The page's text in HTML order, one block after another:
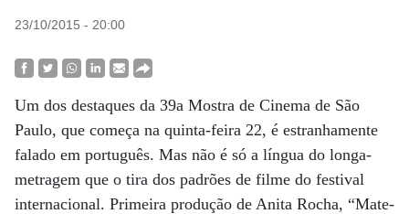
23/10/2015 - 20:00
Um dos destaques da 39a Mostra de Cinema de São
Paulo, que começa na quinta-feira 22, é estranhamente
falado em português. Mas não é só a língua do longa-
metragem que o tira dos padrões de filme do festival
internacional. Primeira produção de Anita Rocha, “Mate-